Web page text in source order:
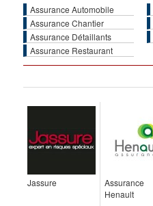
Assurance Automobile
Assurance Chantier
Assurance Détaillants
Assurance Restaurant
Jassure
Assurance
Henault